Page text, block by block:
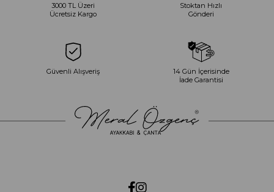
3000 TL Üzeri
Ücretsiz Kargo
Stoktan Hızlı
Gönderi
Güvenli Alışveriş
14 Gün İçerisinde
İade Garantisi